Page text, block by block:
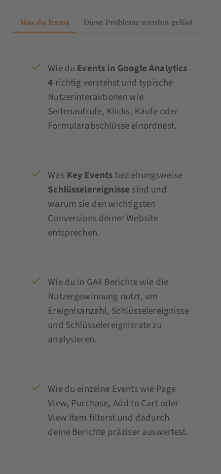
Was du lernst Diese Probleme werden gelöst
Wie du Events in Google Analytics
4 richtig verstehst und typische
Nutzerinteraktionen wie
Seitenaufrufe, Klicks, Käufe oder
Formularabschlüsse einordnest.
Was Key Events beziehungsweise
Schlüsselereignisse sind und
warum sie den wichtigsten
Conversions deiner Website
entsprechen.
Wie du in GA4 Berichte wie die
Nutzergewinnung nutzt, um
Ereignisanzahl, Schlüsselereignisse
und Schlüsselereignisrate zu
analysieren.
Wie du einzelne Events wie Page
View, Purchase, Add to Cart oder
View Item filterst und dadurch
deine Berichte präziser auswertest.